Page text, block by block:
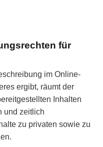
für
im Online-
ergibt, räumt der
Inhalten
und zeitlich
zu privaten sowie zu